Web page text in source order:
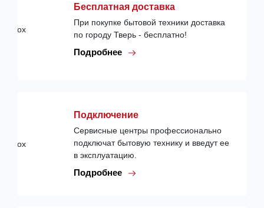
Бесплатная доставка
При покупке бытовой техники доставка
по городу Тверь - бесплатно!
Подробнее
Подключение
Сервисные центры профессионально
подключат бытовую технику и введут ее
в эксплуатацию.
Подробнее